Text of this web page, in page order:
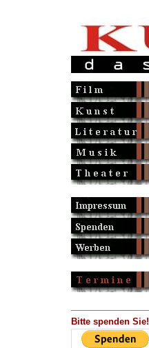
Bitte spenden Sie!